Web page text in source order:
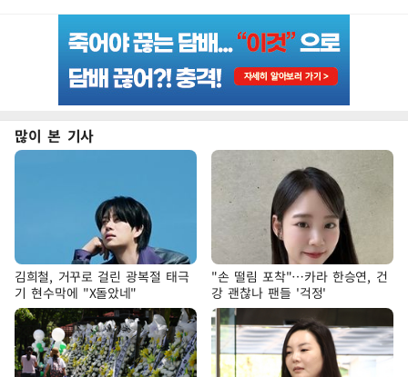
많이 본 기사
김희철, 거꾸로 걸린 광복절 태극
기 현수막에 "X돌았네"
"손 떨림 포착"…카라 한승연, 건
강 괜찮나 팬들 '걱정'